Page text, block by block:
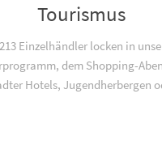
Tourismus
Einzelhändler locken in
dem Shopping-
Hotels, Jugend­­herbergen